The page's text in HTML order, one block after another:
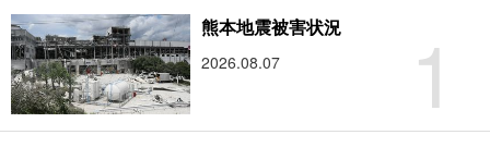
1
熊本地震被害状況
2026.08.07